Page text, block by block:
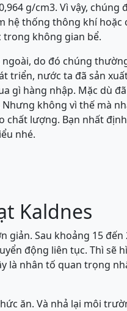
g/cm3. Vì vậy, chúng
hệ thống thông khí hoặc
trong không gian bể.
do đó chúng
triển, nước ta đã sản
gì hàng nhập. Mặc dù
không vì thế mà
chất lượng. Bạn nhất
nhé.
Kaldnes
Sau khoảng 15 đến
động liên tục. Thì sẽ
là nhân tố quan trọng
ăn. Và nhả lại môi